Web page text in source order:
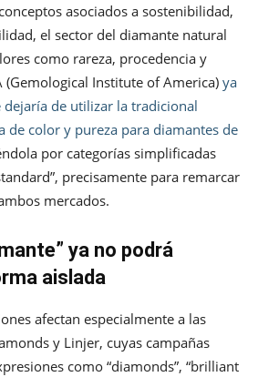
asociados a sostenibilidad,
el sector del diamante natural
como rareza, procedencia y
(Gemological Institute of America) ya
de utilizar la tradicional
de color y pureza para diamantes de
por categorías simplificadas
precisamente para remarcar
mercados.
ya no podrá
aislada
afectan especialmente a las
y Linjer, cuyas campañas
como “diamonds”, “brilliant